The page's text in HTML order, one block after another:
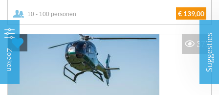
Zoeken
10 - 100 personen € 139,00
373Suggesties